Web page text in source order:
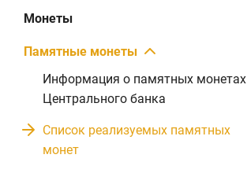
Монеты
Памятные монеты
Информация о памятных монетах
Центрального банка
Список реализуемых памятных
монет